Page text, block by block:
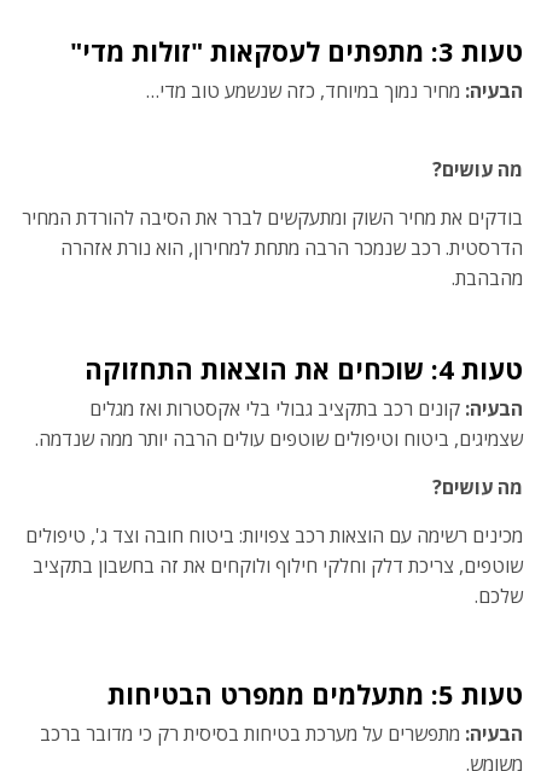
טעות 3: מתפתים לעסקאות "זולות מדי"
הבעיה: מחיר נמוך במיוחד, כזה שנשמע טוב מדי…
מה עושים?
בודקים את מחיר השוק ומתעקשים לברר את הסיבה להורדת המחיר
הדרסטית. רכב שנמכר הרבה מתחת למחירון, הוא נורת אזהרה
מהבהבת.
טעות 4: שוכחים את הוצאות התחזוקה
הבעיה: קונים רכב בתקציב גבולי בלי אקסטרות ואז מגלים
שצמיגים, ביטוח וטיפולים שוטפים עולים הרבה יותר ממה שנדמה.
מה עושים?
מכינים רשימה עם הוצאות רכב צפויות: ביטוח חובה וצד ג', טיפולים
שוטפים, צריכת דלק וחלקי חילוף ולוקחים את זה בחשבון בתקציב
שלכם.
טעות 5: מתעלמים ממפרט הבטיחות
הבעיה: מתפשרים על מערכת בטיחות בסיסית רק כי מדובר ברכב
משומש.